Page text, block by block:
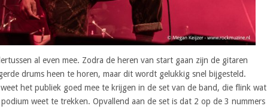
al even mee. Zodra de heren van start gaan zijn de gitaren
drums heen te horen, maar dit wordt gelukkig snel bijgesteld.
het publiek goed mee te krijgen in de set van de band, die flink wat
weet te trekken. Opvallend aan de set is dat 2 op de 3 nummers